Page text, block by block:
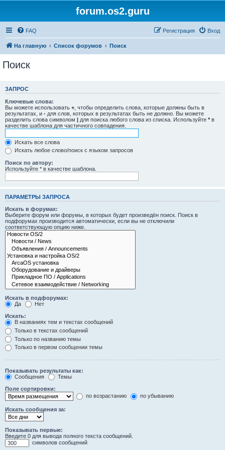
forum.os2.guru
FAQ Вход
Регистрация
На главную Список форумов Поиск
Поиск
ЗАПРОС
Ключевые слова:
Вы можете использовать + , чтобы определить слова, которые должны быть в
результатах, и - для слов, которых в результатах быть не должно. Вы можете
разделить слова символом | для поиска любого слова из списка. Используйте * в
качестве шаблона для частичного совпадения.
Искать все слова
Искать любое слово/поиск с языком запросов
Поиск по автору:
Используйте * в качестве шаблона.
ПАРАМЕТРЫ ЗАПРОСА
Искать в форумах:
Выберите форум или форумы, в которых будет произведён поиск. Поиск в
подфорумах производится автоматически, если вы не отключили
соответствующую опцию ниже.
Искать в подфорумах:
Да
Нет
Искать:
В названиях тем и текстах сообщений
Только в текстах сообщений
Только по названию темы
Только в первом сообщении темы
Показывать результаты как:
Сообщения
Темы
Поле сортировки:
по возрастанию
по убыванию
Искать сообщения за:
Показывать первые:
Введите 0 для вывода полного текста сообщений.
символов сообщений